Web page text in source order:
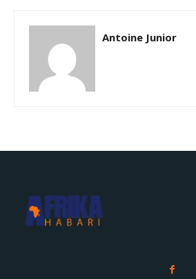
Antoine Junior